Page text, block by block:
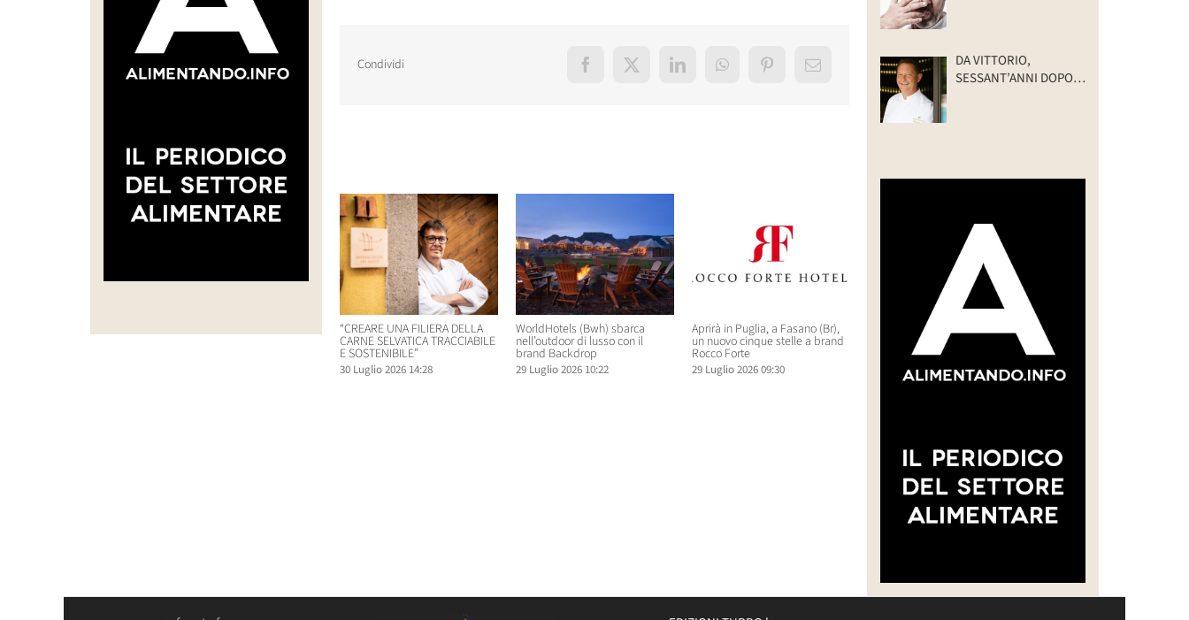
Condividi Facebook
X LinkedInWhatsAppPinterestEmail
“CREARE UNA FILIERA DELLA
CARNE SELVATICA TRACCIABILE
E SOSTENIBILE”
30 Luglio 2026 14:28
WorldHotels (Bwh) sbarca
nell’outdoor di lusso con il
brand Backdrop
29 Luglio 2026 10:22
Aprirà in Puglia, a Fasano (Br),
un nuovo cinque stelle a brand
Rocco Forte
29 Luglio 2026 09:30
“CREARE UNA FILIERA DELLA
CARNE SELVATICA TRACCIABILE
E SOSTENIBILE”
30 Luglio 2026 14:28
WorldHotels (Bwh) sbarca
nell’outdoor di lusso con il
brand Backdrop
29 Luglio 2026 10:22
DA VITTORIO,
SESSANT’ANNI DOPO: